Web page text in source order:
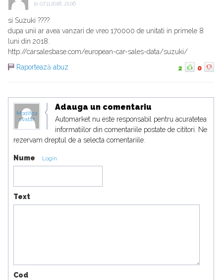
la 07.11.2018, 21:06
si Suzuki ????
dupa unii ar avea vanzari de vreo 170000 de unitati in primele 8
luni din 2018.
http://carsalesbase.com/european-car-sales-data/suzuki/
Raportează abuz
2 0
Modifica
avatar
Adauga un comentariu
Automarket nu este responsabil pentru acuratetea
informatiilor din comentariile postate de cititori. Ne
rezervam dreptul de a selecta comentariile.
Nume Login
Text
Cod